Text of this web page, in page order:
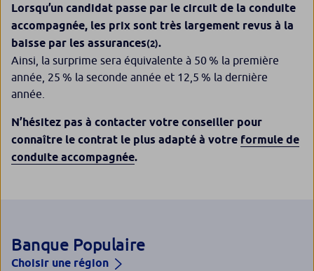
Lorsqu’un candidat passe par le circuit de la conduite
accompagnée, les prix sont très largement revus à la
baisse par les assurances(2).
Ainsi, la surprime sera équivalente à 50 % la première
année, 25 % la seconde année et 12,5 % la dernière
année.
N’hésitez pas à contacter votre conseiller pour
connaître le contrat le plus adapté à votre formule de
conduite accompagnée.
Banque Populaire
Choisir une région